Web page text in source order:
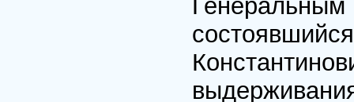
Генеральным